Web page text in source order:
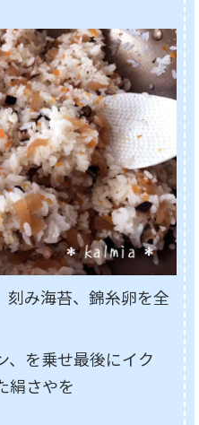
刻み海苔、錦糸卵を全
、を乗せ最後にイク
絹さやを